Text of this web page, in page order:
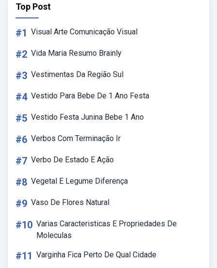
Top Post
#1 Visual Arte Comunicação Visual
#2 Vida Maria Resumo Brainly
#3 Vestimentas Da Região Sul
#4 Vestido Para Bebe De 1 Ano Festa
#5 Vestido Festa Junina Bebe 1 Ano
#6 Verbos Com Terminação Ir
#7 Verbo De Estado E Ação
#8 Vegetal E Legume Diferença
#9 Vaso De Flores Natural
#10 Varias Caracteristicas E Propriedades De
Moleculas
#11 Varginha Fica Perto De Qual Cidade